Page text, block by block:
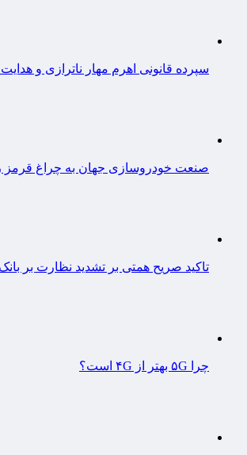
سپرده قانونی اهرم مهار ناترازی و هدایت
صنعت خودروسازی جهان به چراغ قرمز
تاکید صریح همتی بر تشدید نظارت بر
چرا ۵G بهتر از ۴G است؟